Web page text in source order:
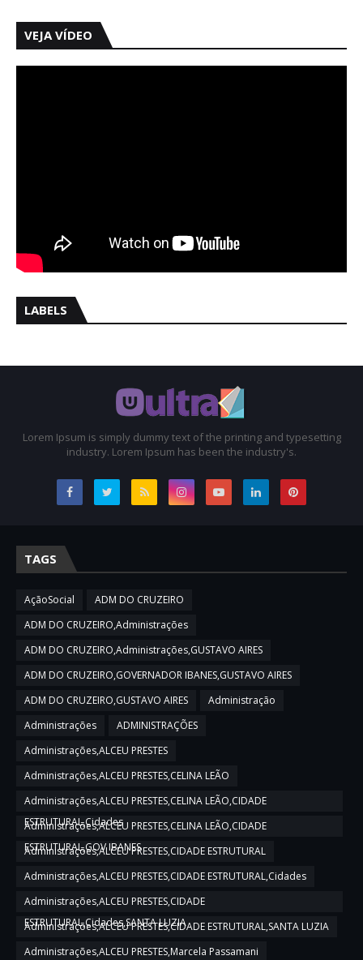
VEJA VÍDEO
LABELS
Lorem Ipsum is simply dummy text of the printing and typesetting
industry. Lorem Ipsum has been the industry's.
TAGS
AçãoSocial
ADM DO CRUZEIRO
ADM DO CRUZEIRO,Administrações
ADM DO CRUZEIRO,Administrações,GUSTAVO AIRES
ADM DO CRUZEIRO,GOVERNADOR IBANES,GUSTAVO AIRES
ADM DO CRUZEIRO,GUSTAVO AIRES
Administração
Administrações
ADMINISTRAÇÕES
Administrações,ALCEU PRESTES
Administrações,ALCEU PRESTES,CELINA LEÃO
Administrações,ALCEU PRESTES,CELINA LEÃO,CIDADE
ESTRUTURAL,Cidades
Administrações,ALCEU PRESTES,CELINA LEÃO,CIDADE
ESTRUTURAL,GOV IBANES
Administrações,ALCEU PRESTES,CIDADE ESTRUTURAL
Administrações,ALCEU PRESTES,CIDADE ESTRUTURAL,Cidades
Administrações,ALCEU PRESTES,CIDADE
ESTRUTURAL,Cidades,SANTA LUZIA
Administrações,ALCEU PRESTES,CIDADE ESTRUTURAL,SANTA LUZIA
Administrações,ALCEU PRESTES,Marcela Passamani